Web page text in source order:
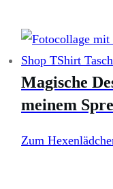
Magische
meinem
Zum